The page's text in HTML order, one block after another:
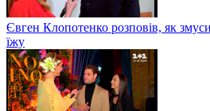
Євген Клопотенко розповів, як
їжу